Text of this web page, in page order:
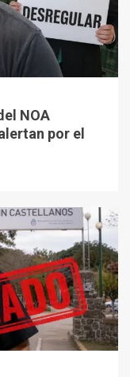
NOA
por el